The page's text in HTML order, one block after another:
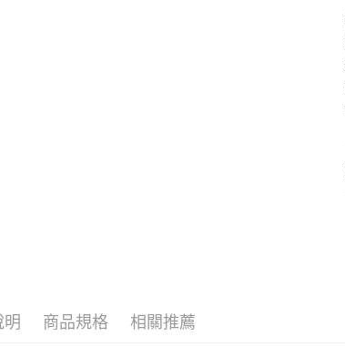
明 商品規格 相關推薦